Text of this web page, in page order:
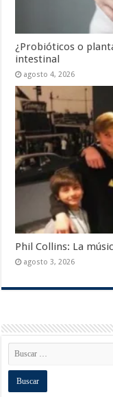
¿Probióticos o
intestinal
agosto 4, 2026
Phil Collins: La
agosto 3, 2026